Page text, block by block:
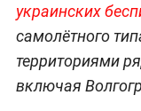
украинских
самолётного
территориями
включая